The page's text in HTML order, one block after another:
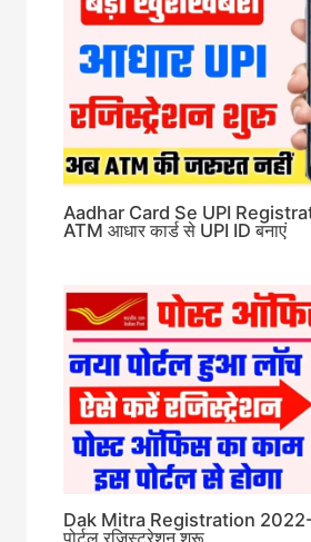
Aadhar Card Se UPI
ATM आधार कार्ड से UPI ID बनाएं
Dak Mitra Registration 2022-